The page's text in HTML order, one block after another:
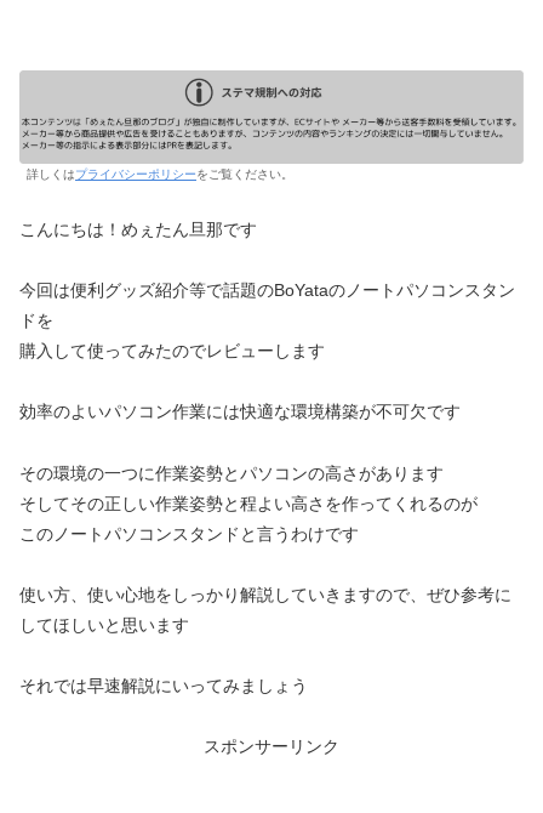
詳しくはプライバシーポリシーをご覧ください。
こんにちは！めぇたん旦那です
今回は便利グッズ紹介等で話題のBoYataのノートパソコンスタン
ドを
購入して使ってみたのでレビューします
効率のよいパソコン作業には快適な環境構築が不可欠です
その環境の一つに作業姿勢とパソコンの高さがあります
そしてその正しい作業姿勢と程よい高さを作ってくれるのが
このノートパソコンスタンドと言うわけです
使い方、使い心地をしっかり解説していきますので、ぜひ参考に
してほしいと思います
それでは早速解説にいってみましょう
スポンサーリンク